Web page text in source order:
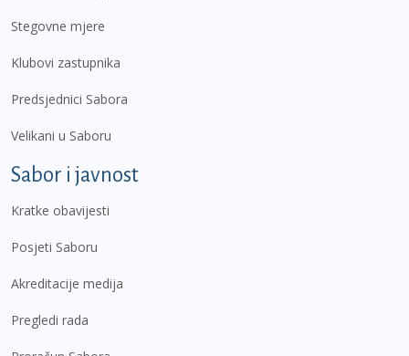
Stegovne mjere
Klubovi zastupnika
Predsjednici Sabora
Velikani u Saboru
Sabor i javnost
Kratke obavijesti
Posjeti Saboru
Akreditacije medija
Pregledi rada